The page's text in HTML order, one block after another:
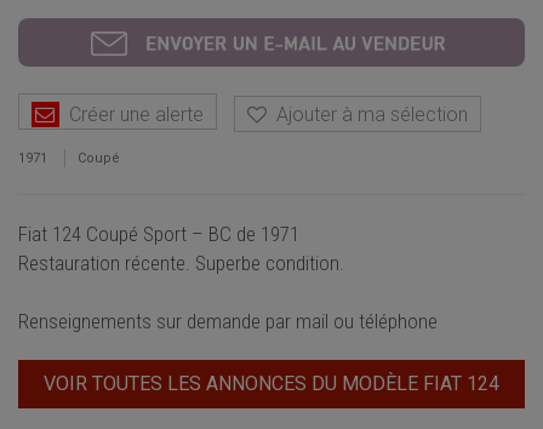
Créer une alerte Ajouter à ma sélection
1971 Coupé
Fiat 124 Coupé Sport – BC de 1971
Restauration récente. Superbe condition.
Renseignements sur demande par mail ou téléphone
VOIR TOUTES LES ANNONCES DU MODÈLE FIAT 124